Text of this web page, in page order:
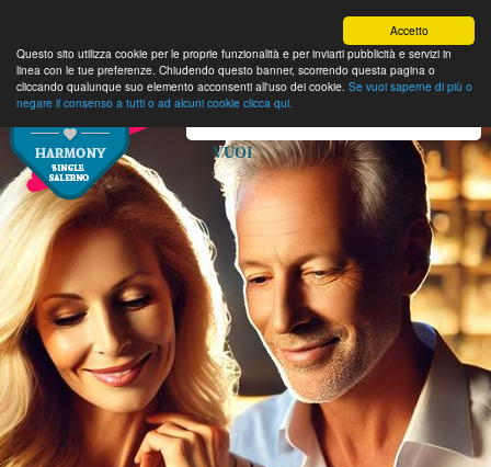
Accetto
Questo sito utilizza cookie per le proprie funzionalità e per inviarti pubblicità e servizi in
linea con le tue preferenze. Chiudendo questo banner, scorrendo questa pagina o
cliccando qualunque suo elemento acconsenti all'uso dei cookie. Se vuoi saperne di più o
negare il consenso a tutti o ad alcuni cookie clicca qui.
VUOI